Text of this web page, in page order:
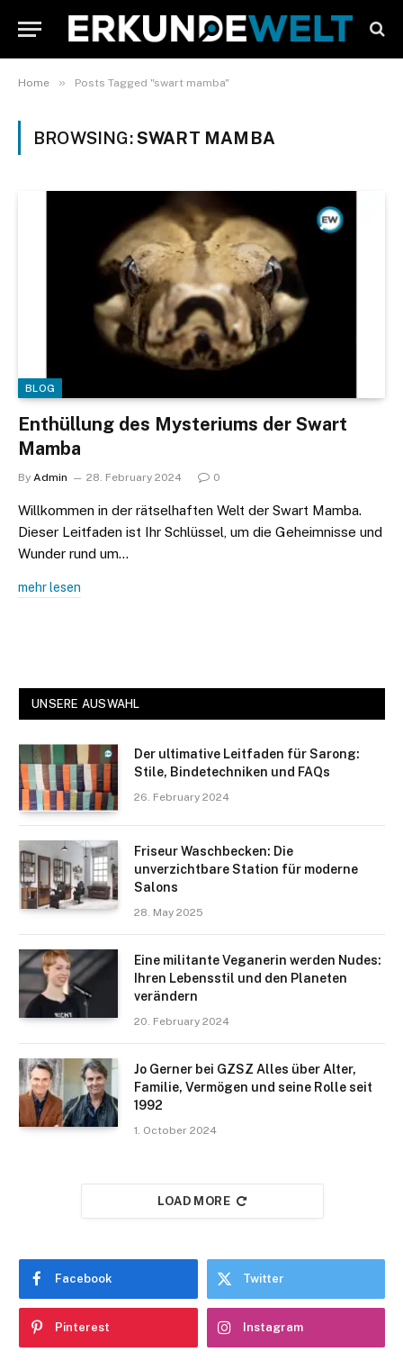
Home » Posts Tagged "swart mamba"
BROWSING:SWART MAMBA
BLOG
Enthüllung des Mysteriums der Swart
Mamba
By Admin 28. February 2024 0
Willkommen in der rätselhaften Welt der Swart Mamba.
Dieser Leitfaden ist Ihr Schlüssel, um die Geheimnisse und
Wunder rund um…
mehr lesen
UNSERE AUSWAHL
Der ultimative Leitfaden für Sarong:
Stile, Bindetechniken und FAQs
26. February 2024
Friseur Waschbecken: Die
unverzichtbare Station für moderne
Salons
28. May 2025
Eine militante Veganerin werden Nudes:
Ihren Lebensstil und den Planeten
verändern
20. February 2024
Jo Gerner bei GZSZ Alles über Alter,
Familie, Vermögen und seine Rolle seit
1992
1. October 2024
LOAD MORE
Facebook Twitter
Pinterest Instagram